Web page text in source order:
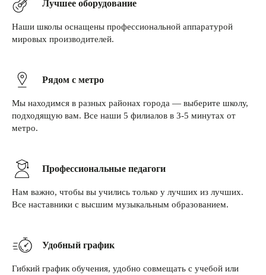
Лучшее оборудование
Наши школы оснащены профессиональной аппаратурой
мировых производителей.
Рядом с метро
Мы находимся в разных районах города — выберите школу,
подходящую вам. Все наши 5 филиалов в 3-5 минутах от
метро.
Профессиональные педагоги
Нам важно, чтобы вы учились только у лучших из лучших.
Все наставники с высшим музыкальным образованием.
Удобный график
Гибкий график обучения, удобно совмещать с учебой или